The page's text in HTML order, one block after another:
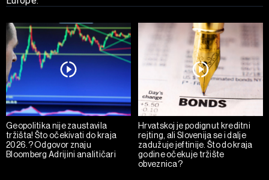
Geopolitika nije zaustavila
tržišta! Što očekivati do kraja
2026.? Odgovor znaju
Bloomberg Adrijini analitičari
Hrvatskoj je podignut kreditni
rejting, ali Slovenija se i dalje
zadužuje jeftinije. Što do kraja
godine očekuje tržište
obveznica?